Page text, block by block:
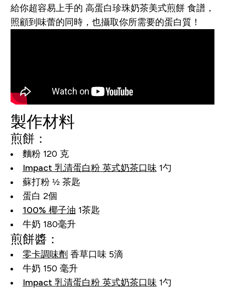
給你超容易上手的 高蛋白珍珠奶茶美式煎餅 食譜，
照顧到味蕾的同時，也攝取你所需要的蛋白質！
製作材料
煎餅：
麵粉 120 克
Impact 乳清蛋白粉 英式奶茶口味 1勺
蘇打粉 ½ 茶匙
蛋白 2個
100% 椰子油 1茶匙
牛奶 180毫升
煎餅醬：
零卡調味劑 香草口味 5滴
牛奶 150 毫升
Impact 乳清蛋白粉 英式奶茶口味 1勺